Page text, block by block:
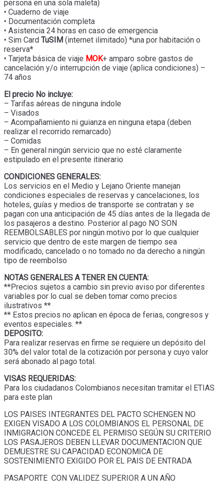
persona en una sola maleta)
• Cuaderno de viaje
• Documentación completa
• Asistencia 24 horas en caso de emergencia
• Sim Card TuSIM (internet ilimitado) *una por habitación o
reserva*
• Tarjeta básica de viaje MOK+ amparo sobre gastos de
cancelación y/o interrupción de viaje (aplica condiciones) –
74 años
El precio No incluye:
– Tarifas aéreas de ninguna índole
– Visados
– Acompañamiento ni guianza en ninguna etapa (deben
realizar el recorrido remarcado)
– Comidas
– En general ningún servicio que no esté claramente
estipulado en el presente itinerario
CONDICIONES GENERALES:
Los servicios en el Medio y Lejano Oriente manejan
condiciones especiales de reservas y cancelaciones, los
hoteles, guías y medios de transporte se contratan y se
pagan con una anticipación de 45 días antes de la llegada de
los pasajeros a destino. Posterior al pago NO SON
REEMBOLSABLES por ningún motivo por lo que cualquier
servicio que dentro de este margen de tiempo sea
modificado, cancelado o no tomado no da derecho a ningún
tipo de reembolso
NOTAS GENERALES A TENER EN CUENTA:
**Precios sujetos a cambio sin previo aviso por diferentes
variables por lo cual se deben tomar como precios
ilustrativos **
** Estos precios no aplican en época de ferias, congresos y
eventos especiales. **
DEPOSITO:
Para realizar reservas en firme se requiere un depósito del
30% del valor total de la cotización por persona y cuyo valor
será abonado al pago total.
VISAS REQUERIDAS:
Para los ciudadanos Colombianos necesitan tramitar el ETIAS
para este plan
LOS PAISES INTEGRANTES DEL PACTO SCHENGEN NO
EXIGEN VISADO A LOS COLOMBIANOS EL PERSONAL DE
INMIGRACION CONCEDE EL PERMISO SEGÚN SU CRITERIO
LOS PASAJEROS DEBEN LLEVAR DOCUMENTACION QUE
DEMUESTRE SU CAPACIDAD ECONOMICA DE
SOSTENIMIENTO EXIGIDO POR EL PAIS DE ENTRADA
PASAPORTE CON VALIDEZ SUPERIOR A UN AÑO